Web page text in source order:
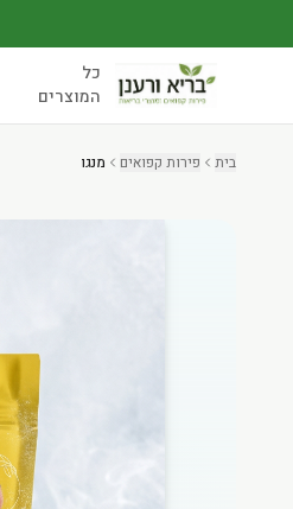
כל
המוצרים
בית פירות קפואים מנגו